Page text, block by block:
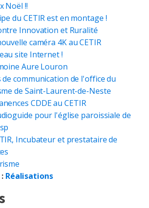
Noël !!
du CETIR est en montage !
Innovation et Ruralité
caméra 4K au CETIR
site Internet !
Aure Louron
de communication de l'office du
de Saint-Laurent-de-Neste
CDDE au CETIR
pour l'église paroissiale de
Incubateur et prestataire de
Réalisations